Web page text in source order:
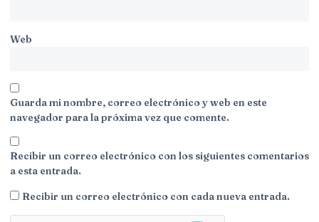
Web
Guarda mi nombre, correo electrónico y web en este
navegador para la próxima vez que comente.
Recibir un correo electrónico con los siguientes comentarios
a esta entrada.
Recibir un correo electrónico con cada nueva entrada.